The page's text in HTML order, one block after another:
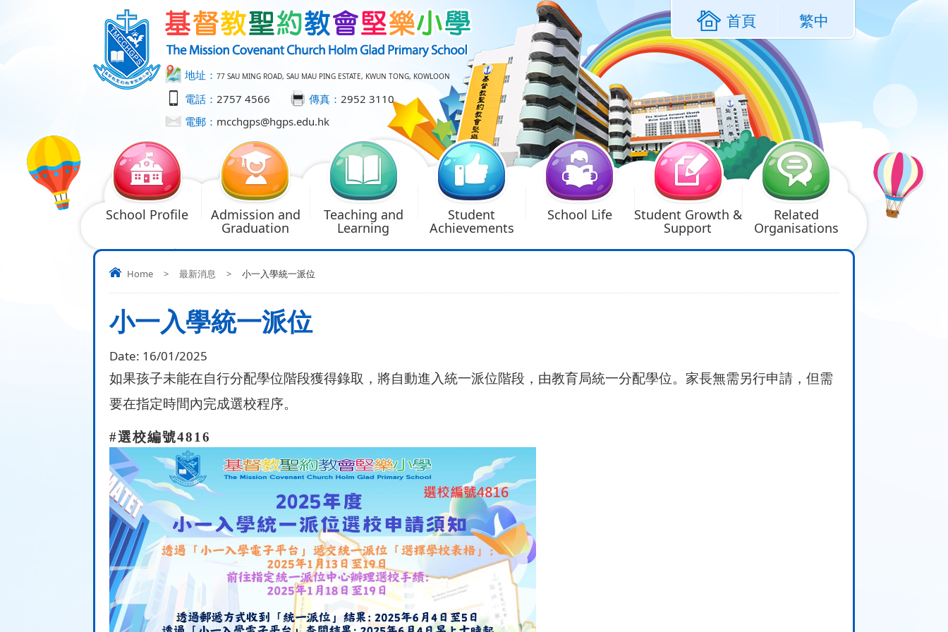
地址： 77 SAU MING ROAD, SAU MAU PING ESTATE, KWUN TONG, KOWLOON
電話： 2757 4566 傳真： 2952 3110
電郵： mcchgps@hgps.edu.hk
首頁 繁中
School Profile Admission and
Graduation
Teaching and
Learning
Student
Achievements
School Life Student Growth &
Support
Related
Organisations
Home > 最新消息 > 小一入學統一派位
小一入學統一派位
Date: 16/01/2025
如果孩子未能在自行分配學位階段獲得錄取，將自動進入統一派位階段，由教育局統一分配學位。家長無需另行申請，但需
要在指定時間內完成選校程序。
#選校編號4816